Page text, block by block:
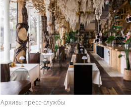
Архивы пресс-службы